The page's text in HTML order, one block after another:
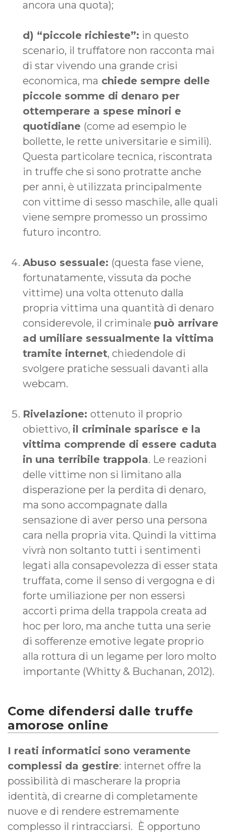
ancora una quota);
d) “piccole richieste”: in questo
scenario, il truffatore non racconta mai
di star vivendo una grande crisi
economica, ma chiede sempre delle
piccole somme di denaro per
ottemperare a spese minori e
quotidiane (come ad esempio le
bollette, le rette universitarie e simili).
Questa particolare tecnica, riscontrata
in truffe che si sono protratte anche
per anni, è utilizzata principalmente
con vittime di sesso maschile, alle quali
viene sempre promesso un prossimo
futuro incontro.
Abuso sessuale: (questa fase viene,
fortunatamente, vissuta da poche
vittime) una volta ottenuto dalla
propria vittima una quantità di denaro
considerevole, il criminale può arrivare
ad umiliare sessualmente la vittima
tramite internet, chiedendole di
svolgere pratiche sessuali davanti alla
webcam.
Rivelazione: ottenuto il proprio
obiettivo, il criminale sparisce e la
vittima comprende di essere caduta
in una terribile trappola. Le reazioni
delle vittime non si limitano alla
disperazione per la perdita di denaro,
ma sono accompagnate dalla
sensazione di aver perso una persona
cara nella propria vita. Quindi la vittima
vivrà non soltanto tutti i sentimenti
legati alla consapevolezza di esser stata
truffata, come il senso di vergogna e di
forte umiliazione per non essersi
accorti prima della trappola creata ad
hoc per loro, ma anche tutta una serie
di sofferenze emotive legate proprio
alla rottura di un legame per loro molto
importante (Whitty & Buchanan, 2012).
Come difendersi dalle truffe
amorose online
I reati informatici sono veramente
complessi da gestire: internet offre la
possibilità di mascherare la propria
identità, di crearne di completamente
nuove e di rendere estremamente
complesso il rintracciarsi. È opportuno